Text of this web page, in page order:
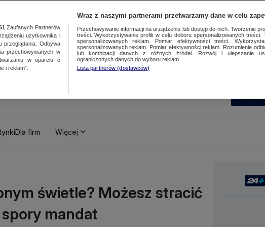
Dla firm Więcej
świetle? Możesz stracić
mandat
Zaufanych Partnerów
użytkownika i
przeglądania. Odbywa
przechowywanych w
w oparciu o
i reklam”.
Wraz z naszymi partnerami przetwarzamy dane w celu
Przechowywanie informacji na urządzeniu lub dostęp do nich. Tworzenie
treści. Wykorzystywanie profili w celu doboru spersonalizowanych treści.
spersonalizowanych reklam. Pomiar efektywności treści.
spersonalizowanych reklam. Pomiar efektywności reklam. Rozumienie
lub kombinacji danych z różnych źródeł. Rozwój i ulepszanie
ograniczonych danych do wyboru reklam.
Lista partnerów (dostawców)